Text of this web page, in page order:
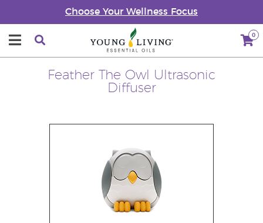
Choose Your Wellness Focus
0
Feather The Owl Ultrasonic
Diffuser